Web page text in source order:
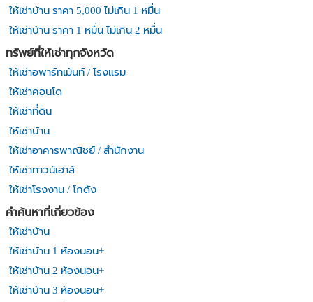
ให้เช่าบ้าน ราคา 5,000 ไม่เกิน 1 หมื่น
ให้เช่าบ้าน ราคา 1 หมื่น ไม่เกิน 2 หมื่น
ทรัพย์ที่ให้เช่าทุกจังหวัด
ให้เช่าอพาร์ทเม้นท์ / โรงแรม
ให้เช่าคอนโด
ให้เช่าที่ดิน
ให้เช่าบ้าน
ให้เช่าอาคารพาณิชย์ / สำนักงาน
ให้เช่าทาวน์เฮาส์
ให้เช่าโรงงาน / โกดัง
คำค้นหาที่เกี่ยวข้อง
ให้เช่าบ้าน
ให้เช่าบ้าน 1 ห้องนอน+
ให้เช่าบ้าน 2 ห้องนอน+
ให้เช่าบ้าน 3 ห้องนอน+